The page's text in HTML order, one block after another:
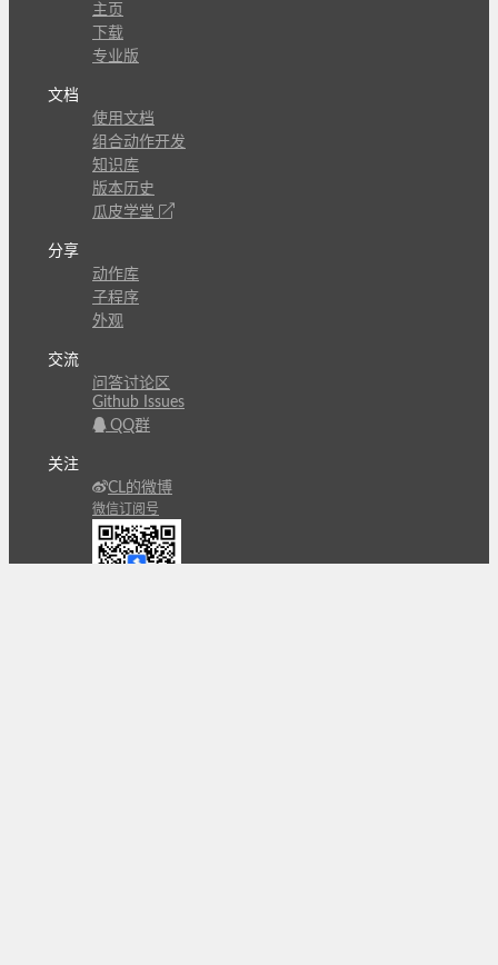
主页
下载
专业版
文档
使用文档
组合动作开发
知识库
版本历史
瓜皮学堂
分享
动作库
子程序
外观
交流
问答讨论区
Github Issues
QQ群
关注
CL的微博
微信订阅号